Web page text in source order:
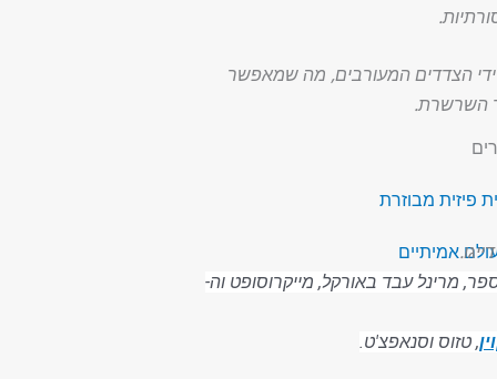
פיזית מבוזרת
אמיתיים
הצדדים המעורבים, מה שמאפשר
השרשרת.
מרינל עבד באורקל, מייקרוסופט וה-
, טזוס וסנאפצ'ט.